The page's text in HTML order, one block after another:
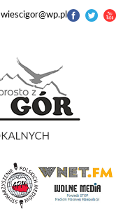
wiescigor@wp.pl